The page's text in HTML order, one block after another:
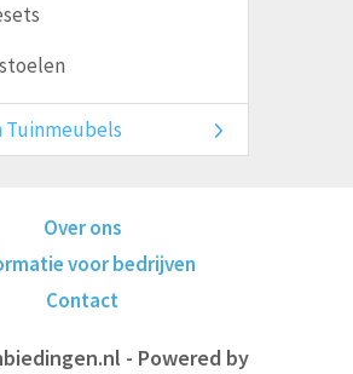
Tuinmeubels
- Powered by
Over ons
voor bedrijven
Contact